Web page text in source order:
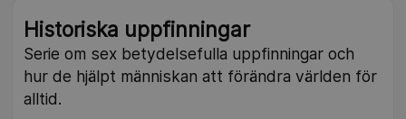
Historiska uppfinningar
Serie om sex betydelsefulla uppfinningar och
hur de hjälpt människan att förändra världen för
alltid.